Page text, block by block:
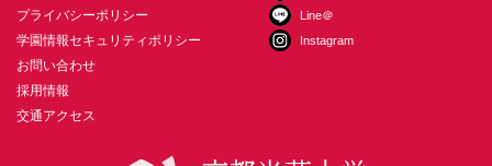
プライバシーポリシー
学園情報セキュリティポリシー
お問い合わせ
採用情報
交通アクセス
Line＠
Instagram